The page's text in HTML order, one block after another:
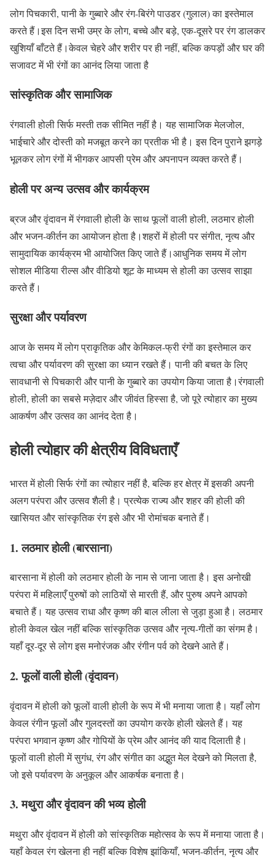
लोग पिचकारी, पानी के गुब्बारे और रंग-बिरंगे पाउडर (गुलाल) का इस्तेमाल
करते हैं।इस दिन सभी उम्र के लोग, बच्चे और बड़े, एक-दूसरे पर रंग डालकर
खुशियाँ बाँटते हैं।केवल चेहरे और शरीर पर ही नहीं, बल्कि कपड़ों और घर की
सजावट में भी रंगों का आनंद लिया जाता है
सांस्कृतिक और सामाजिक
रंगवाली होली सिर्फ मस्ती तक सीमित नहीं है। यह सामाजिक मेलजोल,
भाईचारे और दोस्ती को मजबूत करने का प्रतीक भी है। इस दिन पुराने झगड़े
भूलकर लोग रंगों में भीगकर आपसी प्रेम और अपनापन व्यक्त करते हैं।
होली पर अन्य उत्सव और कार्यक्रम
ब्रज और वृंदावन में रंगवाली होली के साथ फूलों वाली होली, लठमार होली
और भजन-कीर्तन का आयोजन होता है।शहरों में होली पर संगीत, नृत्य और
सामुदायिक कार्यक्रम भी आयोजित किए जाते हैं।आधुनिक समय में लोग
सोशल मीडिया रील्स और वीडियो शूट के माध्यम से होली का उत्सव साझा
करते हैं।
सुरक्षा और पर्यावरण
आज के समय में लोग प्राकृतिक और केमिकल-फ्री रंगों का इस्तेमाल कर
त्वचा और पर्यावरण की सुरक्षा का ध्यान रखते हैं। पानी की बचत के लिए
सावधानी से पिचकारी और पानी के गुब्बारे का उपयोग किया जाता है।रंगवाली
होली, होली का सबसे मज़ेदार और जीवंत हिस्सा है, जो पूरे त्योहार का मुख्य
आकर्षण और उत्सव का आनंद देता है।
होली त्योहार की क्षेत्रीय विविधताएँ
भारत में होली सिर्फ रंगों का त्योहार नहीं है, बल्कि हर क्षेत्र में इसकी अपनी
अलग परंपरा और उत्सव शैली है। प्रत्येक राज्य और शहर की होली की
खासियत और सांस्कृतिक रंग इसे और भी रोमांचक बनाते हैं।
1. लठमार होली (बारसाना)
बारसाना में होली को लठमार होली के नाम से जाना जाता है। इस अनोखी
परंपरा में महिलाएँ पुरुषों को लाठियों से मारती हैं, और पुरुष अपने आपको
बचाते हैं। यह उत्सव राधा और कृष्ण की बाल लीला से जुड़ा हुआ है। लठमार
होली केवल खेल नहीं बल्कि सांस्कृतिक उत्सव और नृत्य-गीतों का संगम है।
यहाँ दूर-दूर से लोग इस मनोरंजक और रंगीन पर्व को देखने आते हैं।
2. फूलों वाली होली (वृंदावन)
वृंदावन में होली को फूलों वाली होली के रूप में भी मनाया जाता है। यहाँ लोग
केवल रंगीन फूलों और गुलदस्तों का उपयोग करके होली खेलते हैं। यह
परंपरा भगवान कृष्ण और गोपियों के प्रेम और आनंद की याद दिलाती है।
फूलों वाली होली में सुगंध, रंग और संगीत का अद्भुत मेल देखने को मिलता है,
जो इसे पर्यावरण के अनुकूल और आकर्षक बनाता है।
3. मथुरा और वृंदावन की भव्य होली
मथुरा और वृंदावन में होली को सांस्कृतिक महोत्सव के रूप में मनाया जाता है।
यहाँ केवल रंग खेलना ही नहीं बल्कि विशेष झांकियाँ, भजन-कीर्तन, नृत्य और